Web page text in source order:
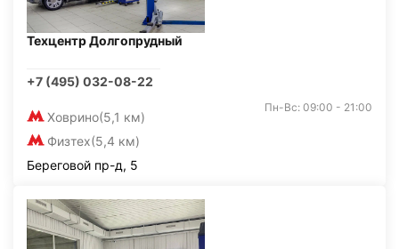
Техцентр Долгопрудный
+7 (495) 032-08-22
Ховрино(5,1 км)
Физтех(5,4 км)
Пн-Вс: 09:00 - 21:00
Береговой пр-д, 5